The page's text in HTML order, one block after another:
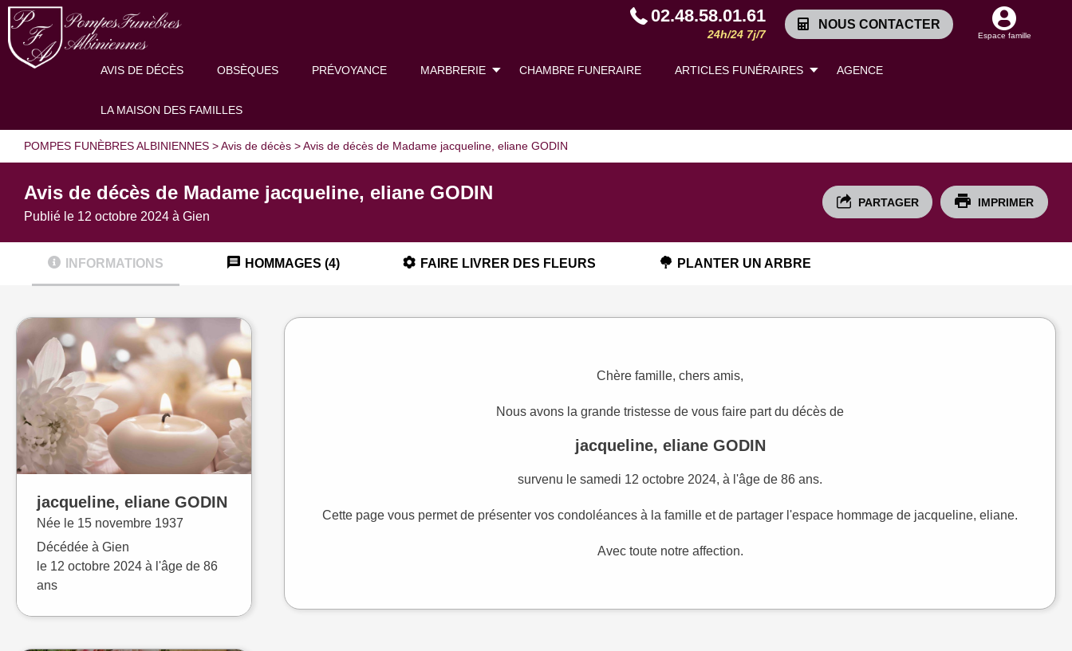
02.48.58.01.61
24h/24 7j/7
NOUS CONTACTER
Espace famille
AVIS DE DÉCÈS OBSÈQUES PRÉVOYANCE MARBRERIE CHAMBRE FUNERAIRE ARTICLES FUNÉRAIRES AGENCE
LA MAISON DES FAMILLES
POMPES FUNÈBRES ALBINIENNES >Avis de décès >Avis de décès de Madame jacqueline, eliane GODIN
Avis de décès de Madame jacqueline, eliane GODIN
Publié le 12 octobre 2024 à Gien
PARTAGER IMPRIMER
INFORMATIONS HOMMAGES (4) FAIRE LIVRER DES FLEURS PLANTER UN ARBRE
jacqueline, eliane GODIN
Née le 15 novembre 1937
Décédée à Gien
le 12 octobre 2024 à l'âge de 86
ans
Chère famille, chers amis,
Nous avons la grande tristesse de vous faire part du décès de
jacqueline, eliane GODIN
survenu le samedi 12 octobre 2024, à l'âge de 86 ans.
Cette page vous permet de présenter vos condoléances à la famille et de partager l'espace hommage de jacqueline, eliane.
Avec toute notre affection.